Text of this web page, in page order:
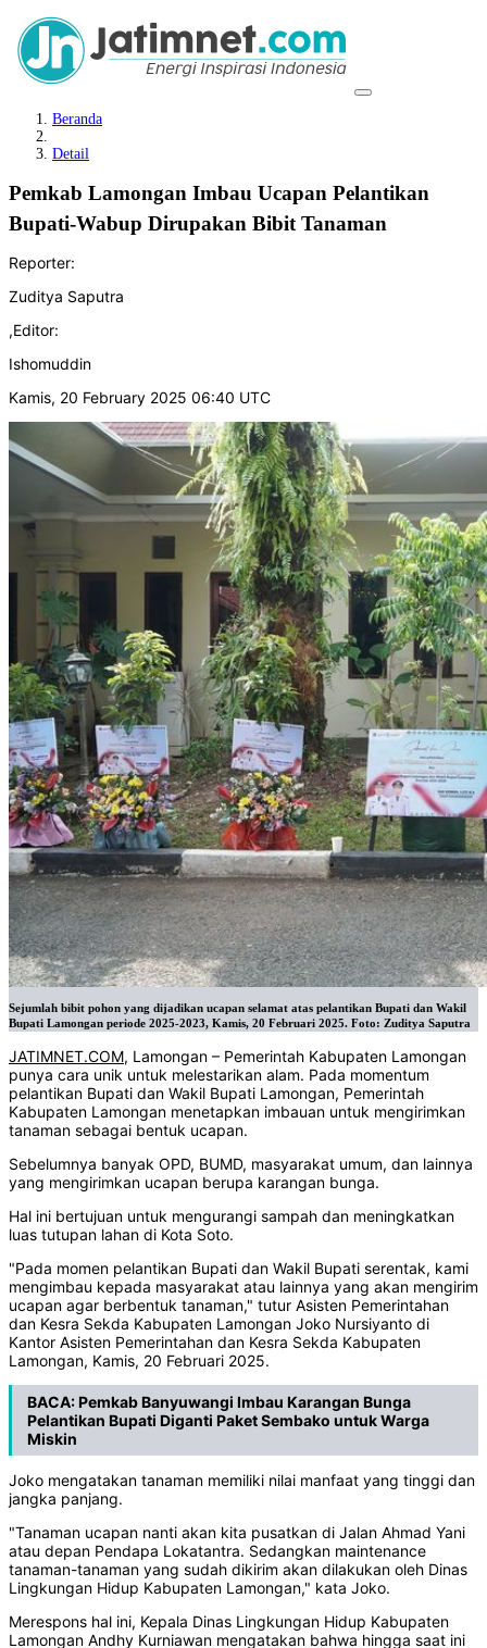
Beranda
Detail
Pemkab Lamongan Imbau Ucapan Pelantikan
Bupati-Wabup Dirupakan Bibit Tanaman
Reporter:
Zuditya Saputra
,Editor:
Ishomuddin
Kamis, 20 February 2025 06:40 UTC
Sejumlah bibit pohon yang dijadikan ucapan selamat atas pelantikan Bupati dan Wakil
Bupati Lamongan periode 2025-2023, Kamis, 20 Februari 2025. Foto: Zuditya Saputra
JATIMNET.COM, Lamongan – Pemerintah Kabupaten Lamongan
punya cara unik untuk melestarikan alam. Pada momentum
pelantikan Bupati dan Wakil Bupati Lamongan, Pemerintah
Kabupaten Lamongan menetapkan imbauan untuk mengirimkan
tanaman sebagai bentuk ucapan.
Sebelumnya banyak OPD, BUMD, masyarakat umum, dan lainnya
yang mengirimkan ucapan berupa karangan bunga.
Hal ini bertujuan untuk mengurangi sampah dan meningkatkan
luas tutupan lahan di Kota Soto.
"Pada momen pelantikan Bupati dan Wakil Bupati serentak, kami
mengimbau kepada masyarakat atau lainnya yang akan mengirim
ucapan agar berbentuk tanaman," tutur Asisten Pemerintahan
dan Kesra Sekda Kabupaten Lamongan Joko Nursiyanto di
Kantor Asisten Pemerintahan dan Kesra Sekda Kabupaten
Lamongan, Kamis, 20 Februari 2025.
BACA:Pemkab Banyuwangi Imbau Karangan Bunga
Pelantikan Bupati Diganti Paket Sembako untuk Warga
Miskin
Joko mengatakan tanaman memiliki nilai manfaat yang tinggi dan
jangka panjang.
"Tanaman ucapan nanti akan kita pusatkan di Jalan Ahmad Yani
atau depan Pendapa Lokatantra. Sedangkan maintenance
tanaman-tanaman yang sudah dikirim akan dilakukan oleh Dinas
Lingkungan Hidup Kabupaten Lamongan," kata Joko.
Merespons hal ini, Kepala Dinas Lingkungan Hidup Kabupaten
Lamongan Andhy Kurniawan mengatakan bahwa hingga saat ini